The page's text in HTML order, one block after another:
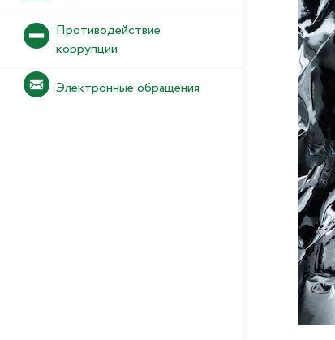
Противодействие
коррупции
Электронные обращения